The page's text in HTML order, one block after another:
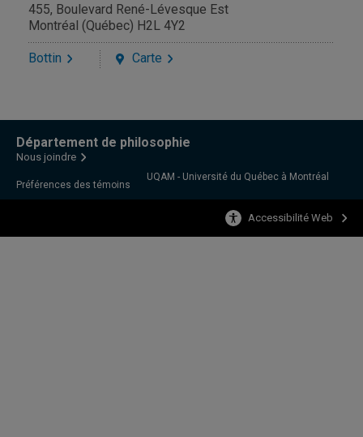
455, Boulevard René-Lévesque Est
Montréal (Québec) H2L 4Y2
Bottin Carte
Département de philosophie
Nous joindre
Préférences des témoins
UQAM - Université du Québec à Montréal
Accessibilité Web